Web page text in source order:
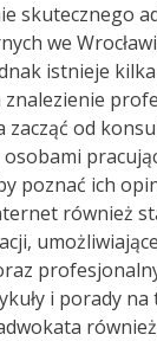
skutecznego
we
istnieje
zacząć od
osobami
poznać ich
również
i porady